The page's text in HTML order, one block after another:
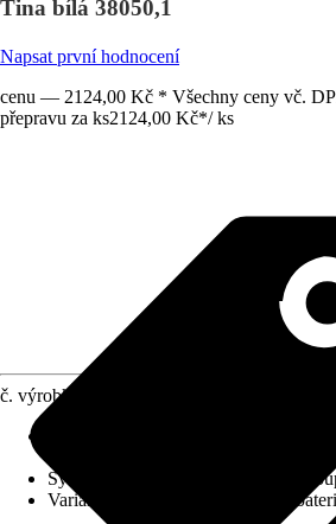
Tina bílá 38050,1
Napsat první hodnocení
cenu — 2124,00 Kč * Všechny ceny vč.
přepravu za ks2124,00 Kč*/ ks
č. výrobku
Systém vypouštění
Bez odtokové
Varianta
Podomítková sprchová